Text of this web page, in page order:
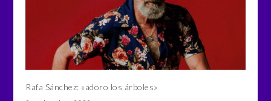
Rafa Sánchez: «adoro los árboles»